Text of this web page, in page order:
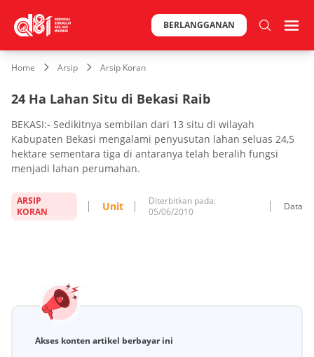
BERLANGGANAN
Home Arsip Arsip Koran
24 Ha Lahan Situ di Bekasi Raib
BEKASI:- Sedikitnya sembilan dari 13 situ di wilayah
Kabupaten Bekasi mengalami penyusutan lahan seluas 24,5
hektare sementara tiga di antaranya telah beralih fungsi
menjadi lahan perumahan.
ARSIP
KORAN
Unit
Diterbitkan pada:
05/06/2010
Data
Akses konten artikel berbayar ini